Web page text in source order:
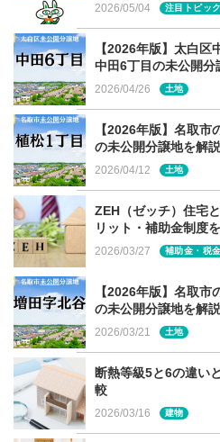
植物から得られる「木質バイオ
際にCO2が排出されるから環境
方もいますが、CO2を吸収して
れたCO2は、もともと大気中
てCO2の増減には影響のない
ボンニュートラル」を実現し
ブやペレットストーブは、他の
優しい暖房器具と言われていま
停電時に使えるの
2026/05/04 注目トピック
【2026年版】太白区
中田6丁目の未公開分
2026/04/26 土地
【2026年版】名取
の未公開分譲地を解説
2026/04/12 土地
ZEH（ゼッチ）住宅
リット・補助金制度
2026/03/27 補助金・税金
【2026年版】名取
の未公開分譲地を解説
2026/03/21 土地
断熱等級5と6の違い
較
2026/03/16 建物